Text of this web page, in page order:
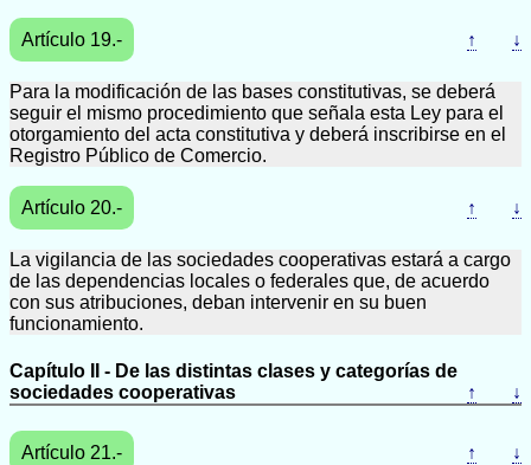
Artículo 19.- ↑ ↓
Para la modificación de las bases constitutivas, se deberá
seguir el mismo procedimiento que señala esta Ley para el
otorgamiento del acta constitutiva y deberá inscribirse en el
Registro Público de Comercio.
Artículo 20.- ↑ ↓
La vigilancia de las sociedades cooperativas estará a cargo
de las dependencias locales o federales que, de acuerdo
con sus atribuciones, deban intervenir en su buen
funcionamiento.
Capítulo II - De las distintas clases y categorías de
sociedades cooperativas
↑ ↓
Artículo 21.- ↑ ↓